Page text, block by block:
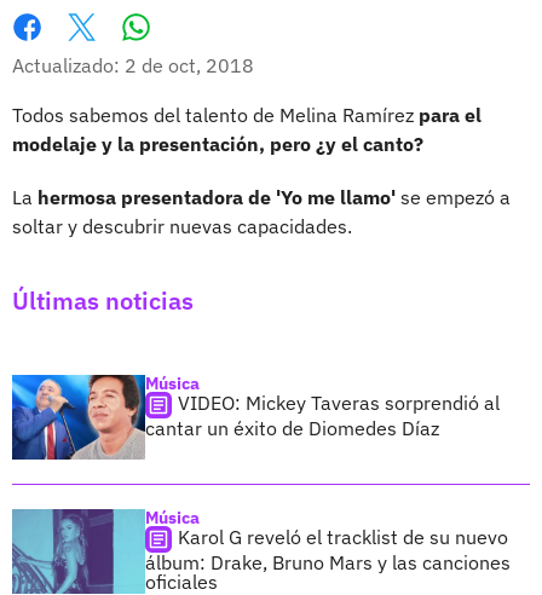
Facebook
X
Actualizado: 2 de oct, 2018
Todos sabemos del talento de Melina Ramírez para el
modelaje y la presentación, pero ¿y el canto?
La hermosa presentadora de 'Yo me llamo' se empezó a
soltar y descubrir nuevas capacidades.
Últimas noticias
Música
VIDEO: Mickey Taveras sorprendió al
cantar un éxito de Diomedes Díaz
Música
Karol G reveló el tracklist de su nuevo
álbum: Drake, Bruno Mars y las canciones
oficiales